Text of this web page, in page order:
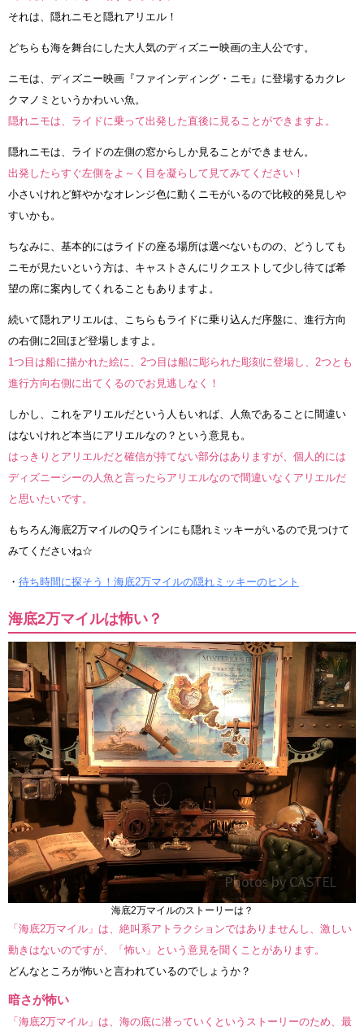
それは、隠れニモと隠れアリエル！
どちらも海を舞台にした大人気のディズニー映画の主人公です。
ニモは、ディズニー映画『ファインディング・ニモ』に登場するカクレ
クマノミというかわいい魚。
隠れニモは、ライドに乗って出発した直後に見ることができますよ。
隠れニモは、ライドの左側の窓からしか見ることができません。
出発したらすぐ左側をよ～く目を凝らして見てみてください！
小さいけれど鮮やかなオレンジ色に動くニモがいるので比較的発見しや
すいかも。
ちなみに、基本的にはライドの座る場所は選べないものの、どうしても
ニモが見たいという方は、キャストさんにリクエストして少し待てば希
望の席に案内してくれることもありますよ。
続いて隠れアリエルは、こちらもライドに乗り込んだ序盤に、進行方向
の右側に2回ほど登場しますよ。
1つ目は船に描かれた絵に、2つ目は船に彫られた彫刻に登場し、2つとも
進行方向右側に出てくるのでお見逃しなく！
しかし、これをアリエルだという人もいれば、人魚であることに間違い
はないけれど本当にアリエルなの？という意見も。
はっきりとアリエルだと確信が持てない部分はありますが、個人的には
ディズニーシーの人魚と言ったらアリエルなので間違いなくアリエルだ
と思いたいです。
もちろん海底2万マイルのQラインにも隠れミッキーがいるので見つけて
みてくださいね☆
・ 待ち時間に探そう！海底2万マイルの隠れミッキーのヒント
海底2万マイルは怖い？
海底2万マイルのストーリーは？
「海底2万マイル」は、絶叫系アトラクションではありませんし、激しい
動きはないのですが、「怖い」という意見を聞くことがあります。
どんなところが怖いと言われているのでしょうか？
暗さが怖い
「海底2万マイル」は、海の底に潜っていくというストーリーのため、最